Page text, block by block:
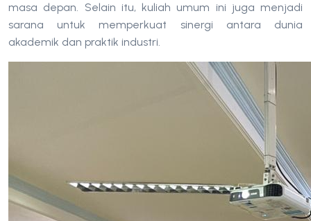
masa depan. Selain itu, kuliah umum ini juga menjadi
sarana untuk memperkuat sinergi antara dunia
akademik dan praktik industri.